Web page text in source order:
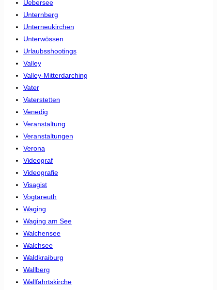
Uebersee
Unternberg
Unterneukirchen
Unterwössen
Urlaubsshootings
Valley
Valley-Mitterdarching
Vater
Vaterstetten
Venedig
Veranstaltung
Veranstaltungen
Verona
Videograf
Videografie
Visagist
Vogtareuth
Waging
Waging am See
Walchensee
Walchsee
Waldkraiburg
Wallberg
Wallfahrtskirche